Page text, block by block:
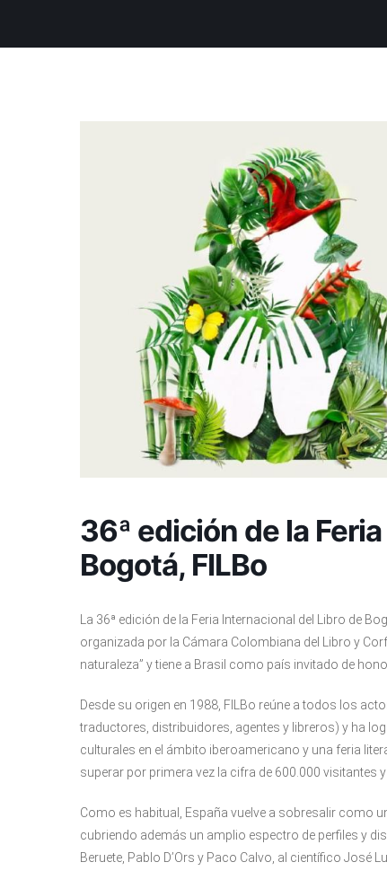
36ª edición de la
Bogotá, FILBo
La 36ª edición de la Feria Internacional del Libro de
organizada por la Cámara Colombiana del Libro y
naturaleza” y tiene a Brasil como país invitado de
Desde su origen en 1988, FILBo reúne a todos los
traductores, distribuidores, agentes y libreros) y ha
culturales en el ámbito iberoamericano y una feria
superar por primera vez la cifra de 600.000 visitantes
Como es habitual, España vuelve a sobresalir como
cubriendo además un amplio espectro de perfiles y
Beruete, Pablo D’Ors y Paco Calvo, al científico José